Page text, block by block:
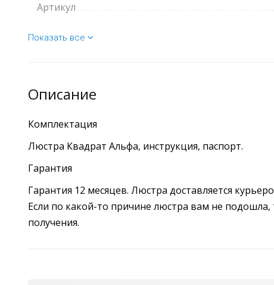
Артикул
Показать все
Описание
Комплектация
Люстра Квадрат Альфа, инструкция, паспорт.
Гарантия
Гарантия 12 месяцев. Люстра доставляется
Если по какой-то причине люстра вам не
получения.